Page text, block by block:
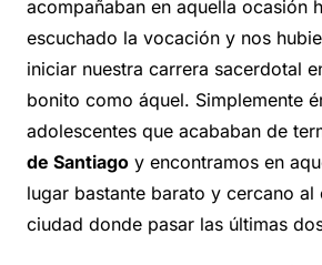
acompañaban en aquella ocasión
escuchado la vocación y nos
iniciar nuestra carrera sacerdotal
bonito como áquel. Simplemente
adolescentes que acababan de
de Santiago y encontramos en
lugar bastante barato y cercano al
ciudad donde pasar las últimas